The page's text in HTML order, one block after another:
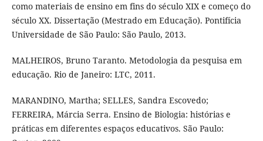
como materiais de ensino em fins do século XIX e começo do
século XX. Dissertação (Mestrado em Educação). Pontifícia
Universidade de São Paulo: São Paulo, 2013.
MALHEIROS, Bruno Taranto. Metodologia da pesquisa em
educação. Rio de Janeiro: LTC, 2011.
MARANDINO, Martha; SELLES, Sandra Escovedo;
FERREIRA, Márcia Serra. Ensino de Biologia: histórias e
práticas em diferentes espaços educativos. São Paulo: